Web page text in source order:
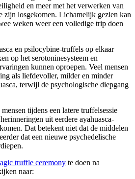
en meer met het verwerken van
zijn losgekomen. Lichamelijk gezien kan
weken weer een volledige trip doen
en psilocybine-truffels op elkaar
op het serotoninesysteem en
kunnen oproepen. Veel mensen
als liefdevoller, milder en minder
terwijl de psychologische diepgang
tijdens een latere truffelsessie
uit eerdere ayahuasca-
Dat betekent niet dat de middelen
dat een nieuwe psychedelische
truffle ceremony te doen na
naar: